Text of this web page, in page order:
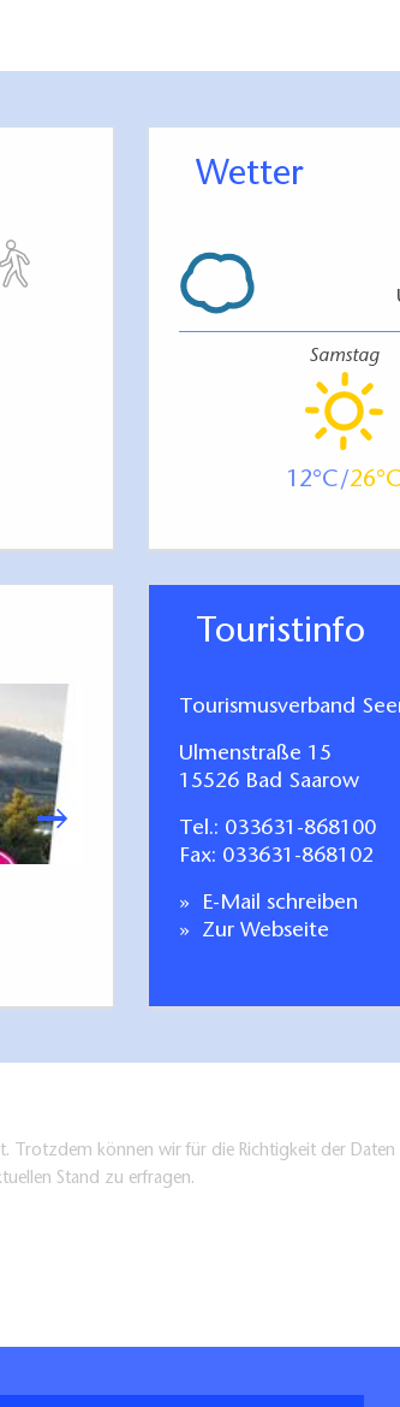
Wetter
Samstag
12 26
Jetzt
Touristinfo
Tourismusverband
Ulmenstraße 15
15526 Bad Saarow
Tel.: 033631-868100
Fax: 033631-868102
E-Mail schreiben
Zur Webseite
können wir für die Richtigkeit der
Stand zu erfragen.